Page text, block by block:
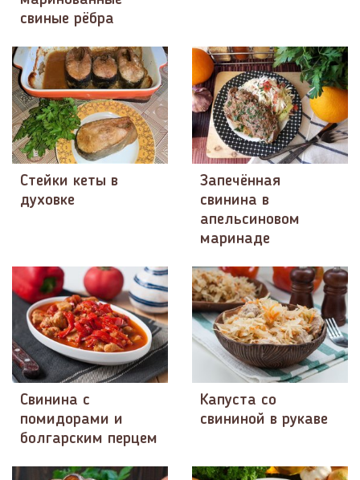
свиные рёбра
Стейки кеты в
духовке
Запечённая
свинина в
апельсиновом
маринаде
Свинина с
помидорами и
болгарским перцем
Капуста со
свининой в рукаве